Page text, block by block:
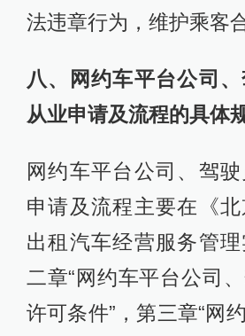
法违章行为，维护乘客
八、网约车平台公司
从业申请及流程的具体
网约车平台公司、驾
申请及流程主要在《
出租汽车经营服务管
二章“网约车平台公司
许可条件”，第三章“网